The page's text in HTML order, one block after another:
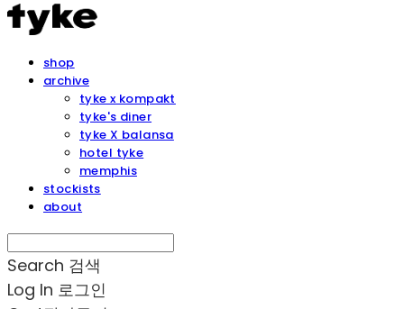
shop
archive
tyke x kompakt
tyke's diner
tyke X balansa
hotel tyke
memphis
stockists
about
Search 검색
Log In 로그인